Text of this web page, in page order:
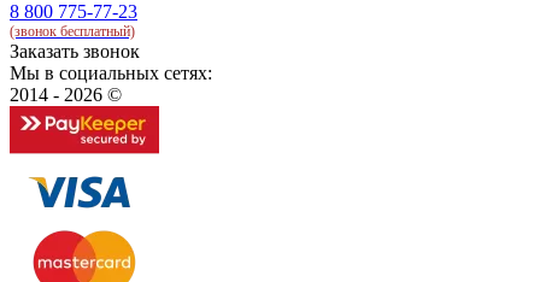
8 800 775-77-23
(звонок бесплатный)
Заказать звонок
Мы в социальных сетях:
2014 - 2026 ©